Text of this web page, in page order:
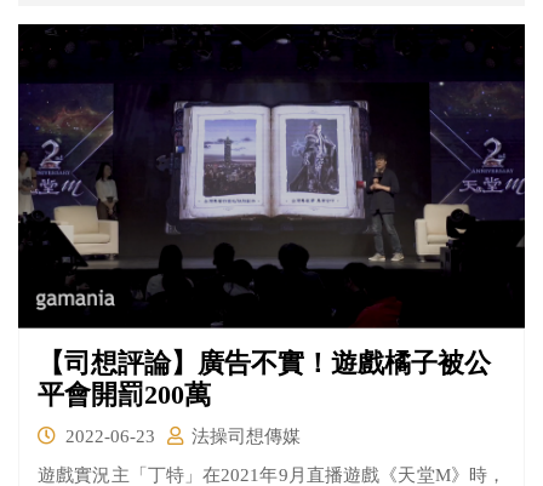
【司想評論】廣告不實！遊戲橘子被公
平會開罰200萬
2022-06-23
法操司想傳媒
遊戲實況主「丁特」在2021年9月直播遊戲《天堂M》時，